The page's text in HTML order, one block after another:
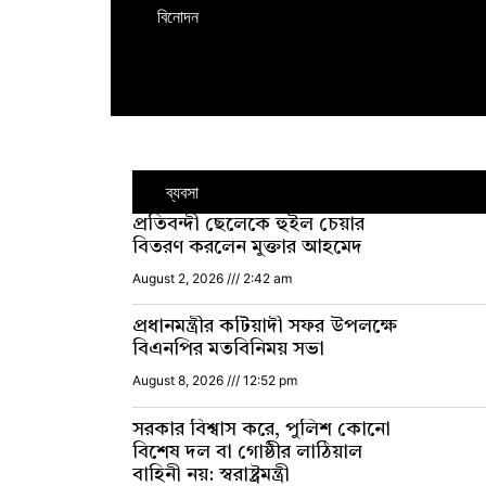
বিনোদন
ব্যবসা
প্রতিবন্দী ছেলেকে হুইল চেয়ার
বিতরণ করলেন মুক্তার আহমেদ
August 2, 2026 2:42 am
প্রধানমন্ত্রীর কটিয়াদী সফর উপলক্ষে
বিএনপির মতবিনিময় সভা
August 8, 2026 12:52 pm
সরকার বিশ্বাস করে, পুলিশ কোনো
বিশেষ দল বা গোষ্ঠীর লাঠিয়াল
বাহিনী নয়: স্বরাষ্ট্রমন্ত্রী